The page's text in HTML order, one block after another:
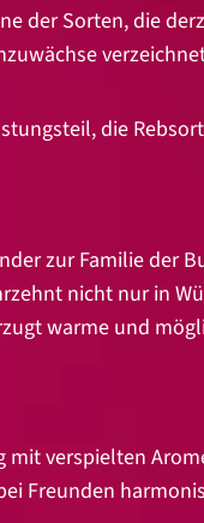
der Sorten, die
die
zur Familie der
nicht nur in
warme und
verspielten
Freunden